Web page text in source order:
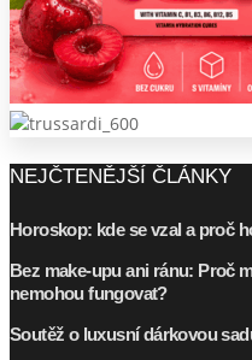
NEJČTENĚJŠÍ ČLÁNKY
Horoskop: kde se vzal a proč
Bez make-upu ani ránu: Proč
nemohou fungovat?
Soutěž o luxusní dárkovou